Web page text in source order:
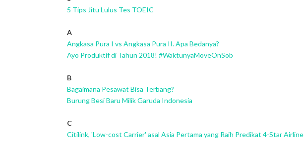
5 Tips Jitu Lulus Tes TOEIC
A
Angkasa Pura I vs Angkasa Pura II. Apa Bedanya?
Ayo Produktif di Tahun 2018! #WaktunyaMoveOnSob
B
Bagaimana Pesawat Bisa Terbang?
Burung Besi Baru Milik Garuda Indonesia
C
Citilink, 'Low-cost Carrier' asal Asia Pertama yang Raih Predikat 4-Star Airline